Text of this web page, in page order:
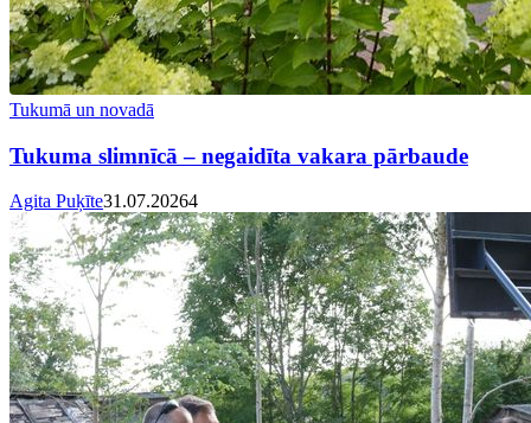
Tukumā un novadā
Tukuma slimnīcā – negaidīta vakara pārbaude
Agita Puķīte31.07.20264